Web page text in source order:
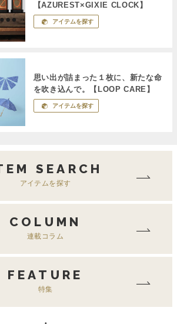
【AZUREST×GIXIE CLOCK】
アイテムを探す
思い出が詰まった１枚に、新たな命
を吹き込んで。【LOOP CARE】
アイテムを探す
SEARCH
アイテムを探す
COLUMN
連載コラム
FEATURE
特集